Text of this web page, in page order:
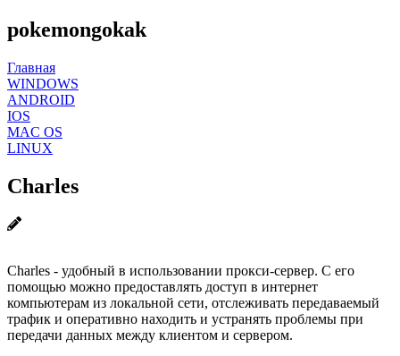
pokemongokak
Главная
WINDOWS
ANDROID
IOS
MAC OS
LINUX
Charles
Charles - удобный в использовании прокси-сервер. С его
помощью можно предоставлять доступ в интернет
компьютерам из локальной сети, отслеживать передаваемый
трафик и оперативно находить и устранять проблемы при
передачи данных между клиентом и сервером.